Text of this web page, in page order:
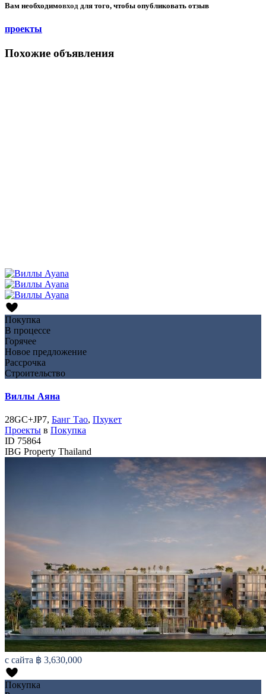
Вам необходимовход для того, чтобы опубликовать отзыв
проекты
Похожие объявления
Покупка
В процессе
Горячее
Новое предложение
Рассрочка
Строительство
Виллы Аяна
28GC+JP7, Банг Тао, Пхукет
Проекты в Покупка
ID 75864
IBG Property Thailand
с сайта ฿ 3,630,000
Покупка